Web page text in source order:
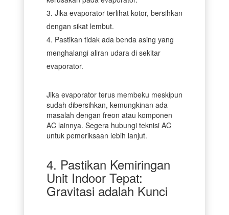
Jika evaporator terlihat kotor, bersihkan
dengan sikat lembut.
Pastikan tidak ada benda asing yang
menghalangi aliran udara di sekitar
evaporator.
Jika evaporator terus membeku meskipun
sudah dibersihkan, kemungkinan ada
masalah dengan freon atau komponen
AC lainnya. Segera hubungi teknisi AC
untuk pemeriksaan lebih lanjut.
4. Pastikan Kemiringan
Unit Indoor Tepat:
Gravitasi adalah Kunci